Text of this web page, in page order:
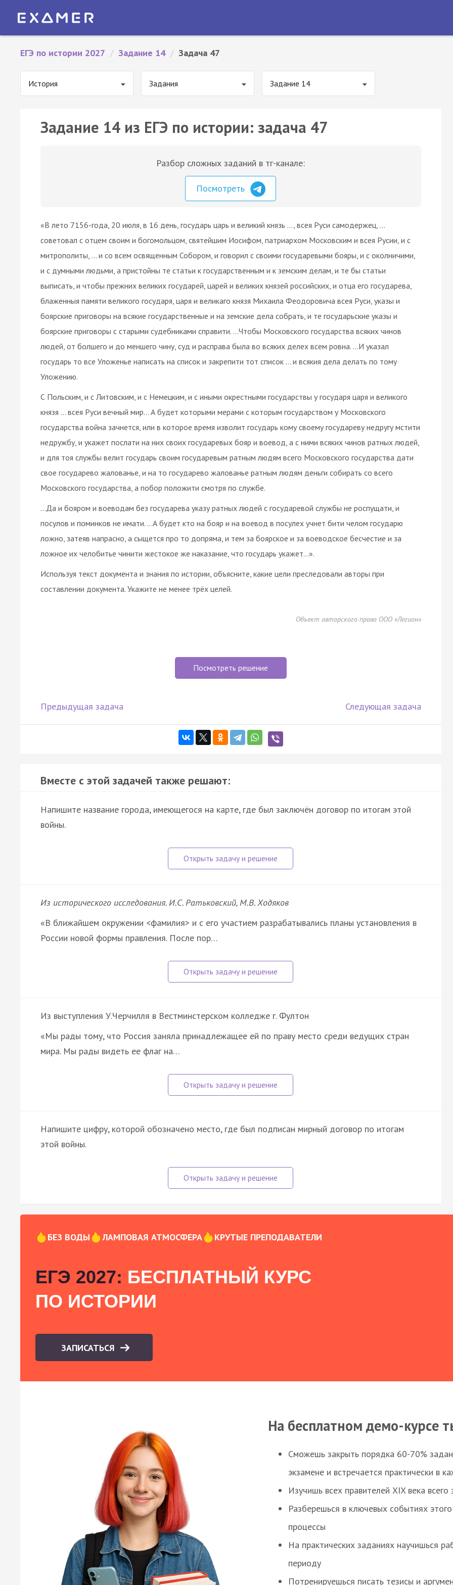
ЕГЭ по истории 2027 / Задание 14 / Задача 47
История Задания Задание 14
Задание 14 из ЕГЭ по истории: задача 47
Разбор сложных заданий в тг-канале:
Посмотреть
«В лето 7156-года, 20 июля, в 16 день, государь царь и великий князь …, всея Руси самодержец, …
советовал с отцем своим и богомольцом, святейшим Иосифом, патриархом Московским и всея Русии, и с
митрополиты, … и со всем освященным Собором, и говорил с своими государевыми бояры, и с околничими,
и с думными людьми, а пристойны те статьи к государственным и к земским делам, и те бы статьи
выписать, и чтобы прежних великих государей, царей и великих князей российских, и отца его государева,
блаженныя памяти великого государя, царя и великаго князя Михаила Феодоровича всея Руси, указы и
боярские приговоры на всякие государственные и на земские дела собрать, и те государьские указы и
боярские приговоры с старыми судебниками справити. …Чтобы Московского государства всяких чинов
людей, от болшего и до меншего чину, суд и расправа была во всяких делех всем ровна. …И указал
государь то все Уложенье написать на список и закрепити тот список … и всякия дела делать по тому
Уложению.
С Польским, и с Литовским, и с Немецким, и с иными окрестными государствы у государя царя и великого
князя … всея Руси вечный мир… А будет которыми мерами с которым государством у Московского
государства война зачнется, или в которое время изволит государь кому своему государеву недругу мстити
недружбу, и укажет послати на них своих государевых бояр и воевод, а с ними всяких чинов ратных людей,
и для тоя службы велит государь своим государевым ратным людям всего Московского государства дати
свое государево жалованье, и на то государево жалованье ратным людям деньги собирать со всего
Московского государства, а побор положити смотря по службе.
…Да и бояром и воеводам без государева указу ратных людей с государевой службы не роспущати, и
посулов и поминков не имати. …А будет кто на бояр и на воевод в посулех учнет бити челом государю
ложно, затеяв напрасно, а сыщется про то допряма, и тем за боярское и за воеводское бесчестие и за
ложное их челобитье чинити жестокое же наказание, что государь укажет…».
Используя текст документа и знания по истории, объясните, какие цели преследовали авторы при
составлении документа. Укажите не менее трёх целей.
Объект авторского права ООО «Легион»
Посмотреть решение
Предыдущая задача Следующая задача
Вместе с этой задачей также решают:
Напишите название города, имеющегося на карте, где был заключён договор по итогам этой
войны.
Из исторического исследования. И.С. Ратьковский, М.В. Ходяков
«В ближайшем окружении <фамилия> и с его участием разрабатывались планы установления в
России новой формы правления. После пор…
Из выступления У.Черчилля в Вестминстерском колледже г. Фултон
«Мы рады тому, что Россия заняла принадлежащее ей по праву место среди ведущих стран
мира. Мы рады видеть ее флаг на…
Напишите цифру, которой обозначено место, где был подписан мирный договор по итогам
этой войны.
БЕЗ ВОДЫ ЛАМПОВАЯ АТМОСФЕРА КРУТЫЕ ПРЕПОДАВАТЕЛИ
ЕГЭ 2027: БЕСПЛАТНЫЙ КУРС
ПО ИСТОРИИ
ЗАПИСАТЬСЯ
На бесплатном демо-курсе
Сможешь закрыть порядка 60-70%
экзамене и встречается практически в
Изучишь всех правителей XIX века всего
Разберешься в ключевых событиях
процессы
На практических заданиях научишься
периоду
Потренируешься писать тезисы и